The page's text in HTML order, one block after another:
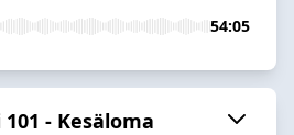
54:05
101 - Kesäloma